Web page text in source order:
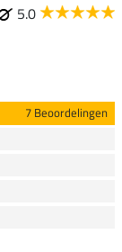
5.0
7 Beoordelingen